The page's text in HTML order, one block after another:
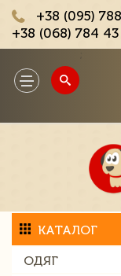
+38 (095)
+38 (068) 784
Toggle
navigation
КАТАЛОГ
ОДЯГ